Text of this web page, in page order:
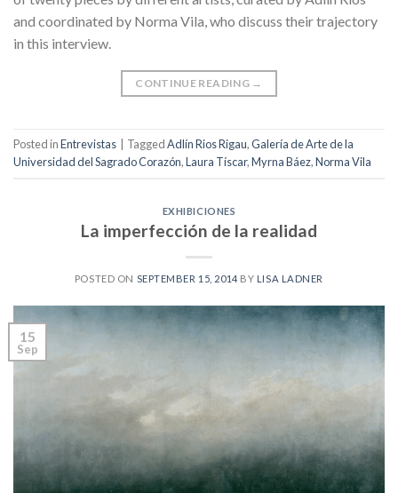
and coordinated by Norma Vila, who discuss their trajectory
in this interview.
CONTINUE READING →
Posted inEntrevistas TaggedAdlín Rios Rigau,Galería de Arte de la
Universidad del Sagrado Corazón,Laura Tíscar,Myrna Báez,Norma Vila
EXHIBICIONES
La imperfección de la realidad
POSTED ON SEPTEMBER 15, 2014 BY LISA LADNER
15
Sep